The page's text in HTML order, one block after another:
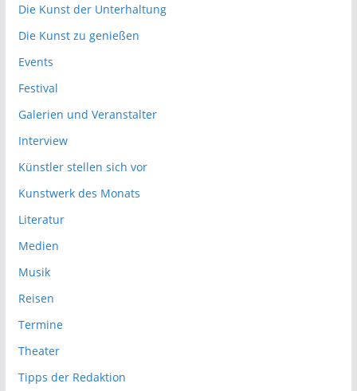
Die Kunst der Unterhaltung
Die Kunst zu genießen
Events
Festival
Galerien und Veranstalter
Interview
Künstler stellen sich vor
Kunstwerk des Monats
Literatur
Medien
Musik
Reisen
Termine
Theater
Tipps der Redaktion